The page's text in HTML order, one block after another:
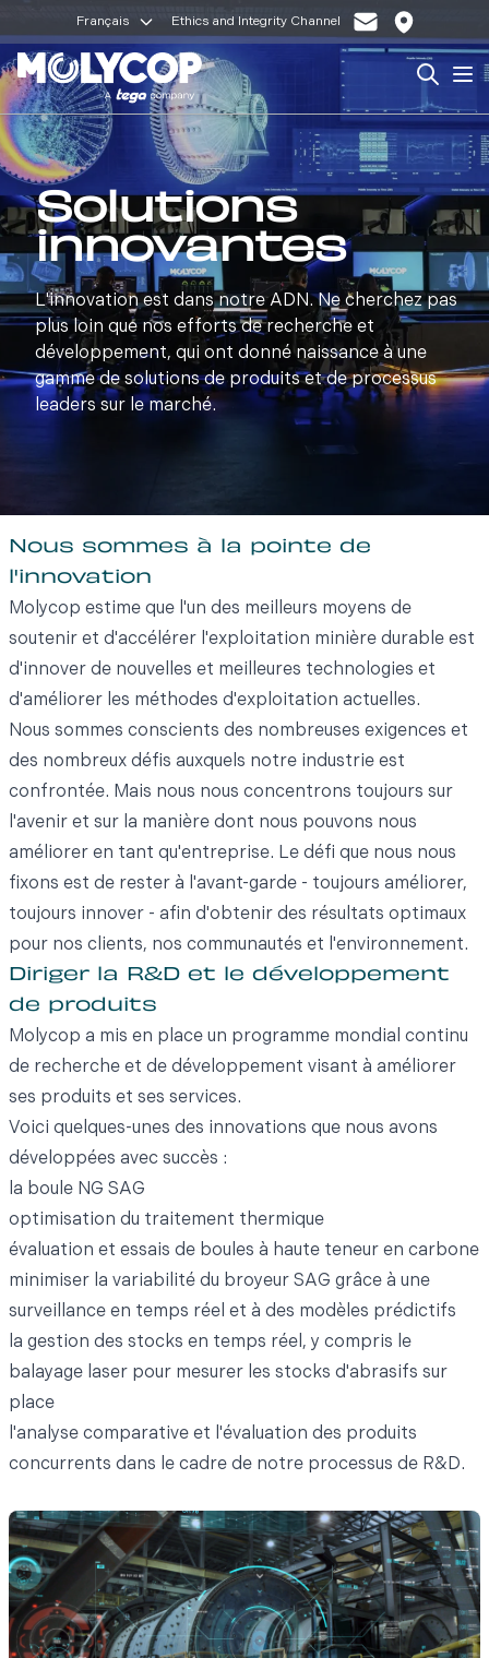
Français Ethics and Integrity Channel
Search
Solutions
innovantes
L'innovation est dans notre ADN. Ne cherchez pas
plus loin que nos efforts de recherche et
développement, qui ont donné naissance à une
gamme de solutions de produits et de processus
leaders sur le marché.
Nous sommes à la pointe de
l'innovation
Molycop estime que l'un des meilleurs moyens de
soutenir et d'accélérer l'exploitation minière durable est
d'innover de nouvelles et meilleures technologies et
d'améliorer les méthodes d'exploitation actuelles.
Nous sommes conscients des nombreuses exigences et
des nombreux défis auxquels notre industrie est
confrontée. Mais nous nous concentrons toujours sur
l'avenir et sur la manière dont nous pouvons nous
améliorer en tant qu'entreprise. Le défi que nous nous
fixons est de rester à l'avant-garde - toujours améliorer,
toujours innover - afin d'obtenir des résultats optimaux
pour nos clients, nos communautés et l'environnement.
Diriger la R&D et le développement
de produits
Molycop a mis en place un programme mondial continu
de recherche et de développement visant à améliorer
ses produits et ses services.
Voici quelques-unes des innovations que nous avons
développées avec succès :
la boule NG SAG
optimisation du traitement thermique
évaluation et essais de boules à haute teneur en carbone
minimiser la variabilité du broyeur SAG grâce à une
surveillance en temps réel et à des modèles prédictifs
la gestion des stocks en temps réel, y compris le
balayage laser pour mesurer les stocks d'abrasifs sur
place
l'analyse comparative et l'évaluation des produits
concurrents dans le cadre de notre processus de R&D.